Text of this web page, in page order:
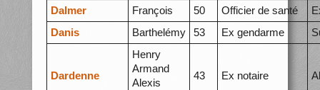
Dalmer
François 50 Officier de santé
Danis
Barthelémy 53 Ex gendarme
Dardenne
Henry
Armand
Alexis
43 Ex notaire